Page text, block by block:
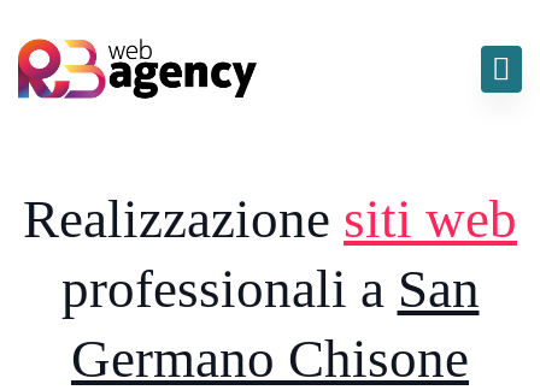
Realizzazione siti web
professionali a San
Germano Chisone